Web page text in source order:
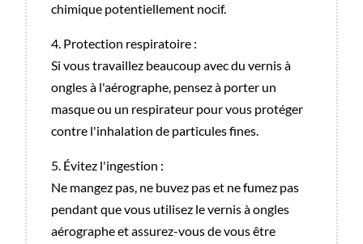
chimique potentiellement nocif.
4. Protection respiratoire :
Si vous travaillez beaucoup avec du vernis à
ongles à l'aérographe, pensez à porter un
masque ou un respirateur pour vous protéger
contre l'inhalation de particules fines.
5. Évitez l'ingestion :
Ne mangez pas, ne buvez pas et ne fumez pas
pendant que vous utilisez le vernis à ongles
aérographe et assurez-vous de vous être